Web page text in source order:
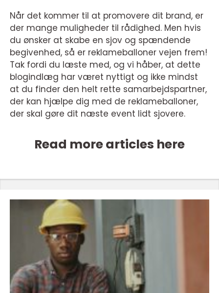
Når det kommer til at promovere dit brand, er
der mange muligheder til rådighed. Men hvis
du ønsker at skabe en sjov og spændende
begivenhed, så er reklameballoner vejen frem!
Tak fordi du læste med, og vi håber, at dette
blogindlæg har været nyttigt og ikke mindst
at du finder den helt rette samarbejdspartner,
der kan hjælpe dig med de reklameballoner,
der skal gøre dit næste event lidt sjovere.
Read more articles here